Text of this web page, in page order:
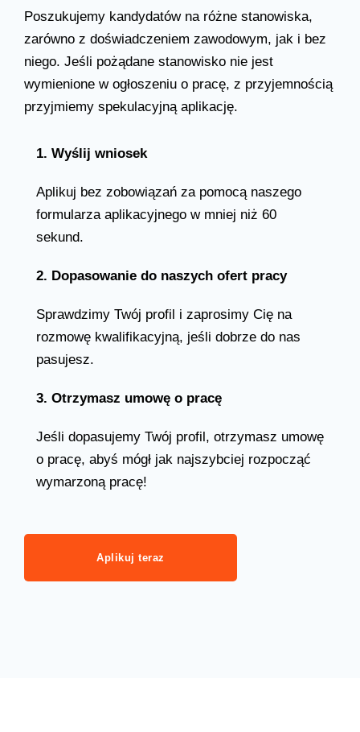
Poszukujemy kandydatów na różne stanowiska,
zarówno z doświadczeniem zawodowym, jak i bez
niego. Jeśli pożądane stanowisko nie jest
wymienione w ogłoszeniu o pracę, z przyjemnością
przyjmiemy spekulacyjną aplikację.
1. Wyślij wniosek
Aplikuj bez zobowiązań za pomocą naszego
formularza aplikacyjnego w mniej niż 60
sekund.
2. Dopasowanie do naszych ofert pracy
Sprawdzimy Twój profil i zaprosimy Cię na
rozmowę kwalifikacyjną, jeśli dobrze do nas
pasujesz.
3. Otrzymasz umowę o pracę
Jeśli dopasujemy Twój profil, otrzymasz umowę
o pracę, abyś mógł jak najszybciej rozpocząć
wymarzoną pracę!
Aplikuj teraz